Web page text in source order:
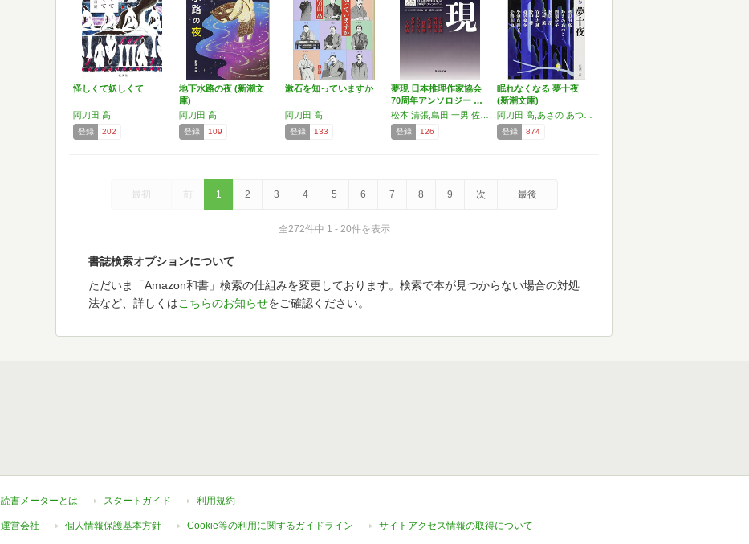
怪しくて妖しくて
阿刀田 高
登録 202
地下水路の夜 (新潮文
庫)
阿刀田 高
登録 109
漱石を知っていますか
阿刀田 高
登録 133
夢現 日本推理作家協会
70周年アンソロジー …
登録 126
眠れなくなる 夢十夜
(新潮文庫)
登録 874
最初 前 1 2 3 4 5 6 7 8 9 次 最後
全272件中 1 - 20件を表示
書誌検索オプションについて
ただいま「Amazon和書」検索の仕組みを変更しております。検索で本が見つからない場合の対処
法など、詳しくはこちらのお知らせをご確認ください。
読書メーターとは スタートガイド 利用規約
運営会社 個人情報保護基本方針 Cookie等の利用に関するガイドライン サイトアクセス情報の取得について